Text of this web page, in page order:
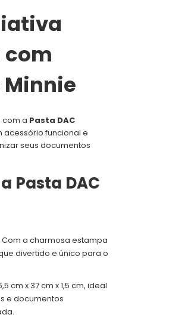
Minnie
com a Pasta DAC
acessório funcional e
seus documentos
Pasta DAC
Com a charmosa estampa
divertido e único para o
cm x 37 cm x 1,5 cm, ideal
e documentos